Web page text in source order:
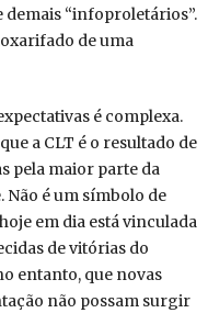
“infoproletários”.
de uma
é complexa.
a CLT é o resultado de
pela maior parte da
Não é um símbolo de
em dia está vinculada
de vitórias do
entanto, que novas
não possam surgir